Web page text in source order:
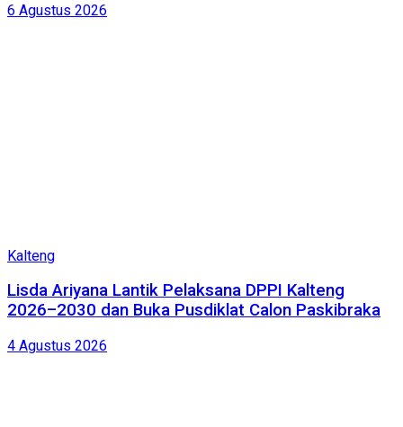
6 Agustus 2026
Kalteng
Lisda Ariyana Lantik Pelaksana DPPI Kalteng
2026–2030 dan Buka Pusdiklat Calon Paskibraka
4 Agustus 2026